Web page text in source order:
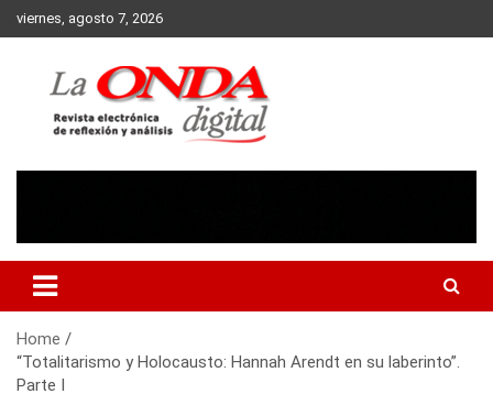
Skip
to
viernes, agosto 7, 2026
Home
“Totalitarismo y Holocausto: Hannah Arendt en su laberinto”.
Parte I